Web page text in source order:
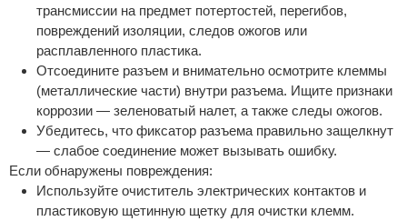
трансмиссии на предмет потертостей, перегибов,
повреждений изоляции, следов ожогов или
расплавленного пластика.
Отсоедините разъем и внимательно осмотрите клеммы
(металлические части) внутри разъема. Ищите признаки
коррозии — зеленоватый налет, а также следы ожогов.
Убедитесь, что фиксатор разъема правильно защелкнут
— слабое соединение может вызывать ошибку.
Если обнаружены повреждения:
Используйте очиститель электрических контактов и
пластиковую щетинную щетку для очистки клемм.